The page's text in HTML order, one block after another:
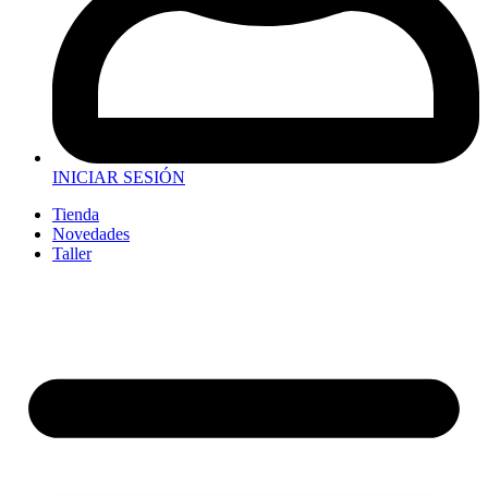
INICIAR SESIÓN
Tienda
Novedades
Taller